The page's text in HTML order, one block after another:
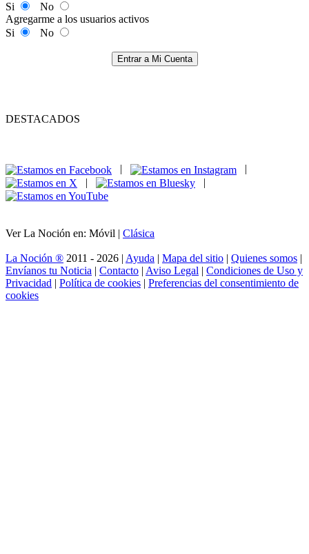
Si
No
Agregarme a los usuarios activos
Si
No
Entrar a Mi Cuenta
DESTACADOS
|
|
Ver La Noción en: Móvil | Clásica
La Noción ® 2011 - 2026 | Ayuda | Mapa del sitio | Quienes somos |
Envíanos tu Noticia | Contacto | Aviso Legal | Condiciones de Uso y
Privacidad | Política de cookies | Preferencias del consentimiento de
cookies